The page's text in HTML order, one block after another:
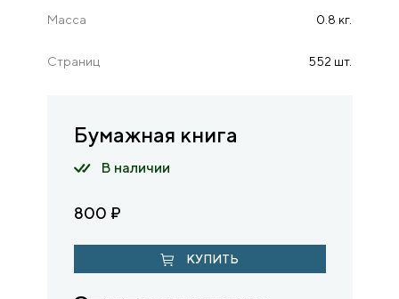
Масса 0.8 кг.
Страниц 552 шт.
Бумажная книга
В наличии
800 ₽
КУПИТЬ